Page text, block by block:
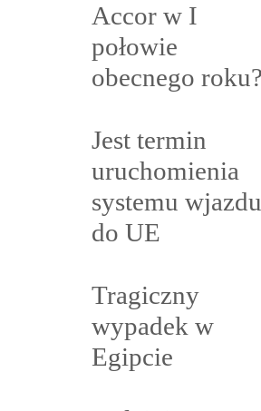
Accor w I
połowie
obecnego
Jest termin
uruchomienia
systemu wjazdu
do UE
Tragiczny
wypadek w
Egipcie